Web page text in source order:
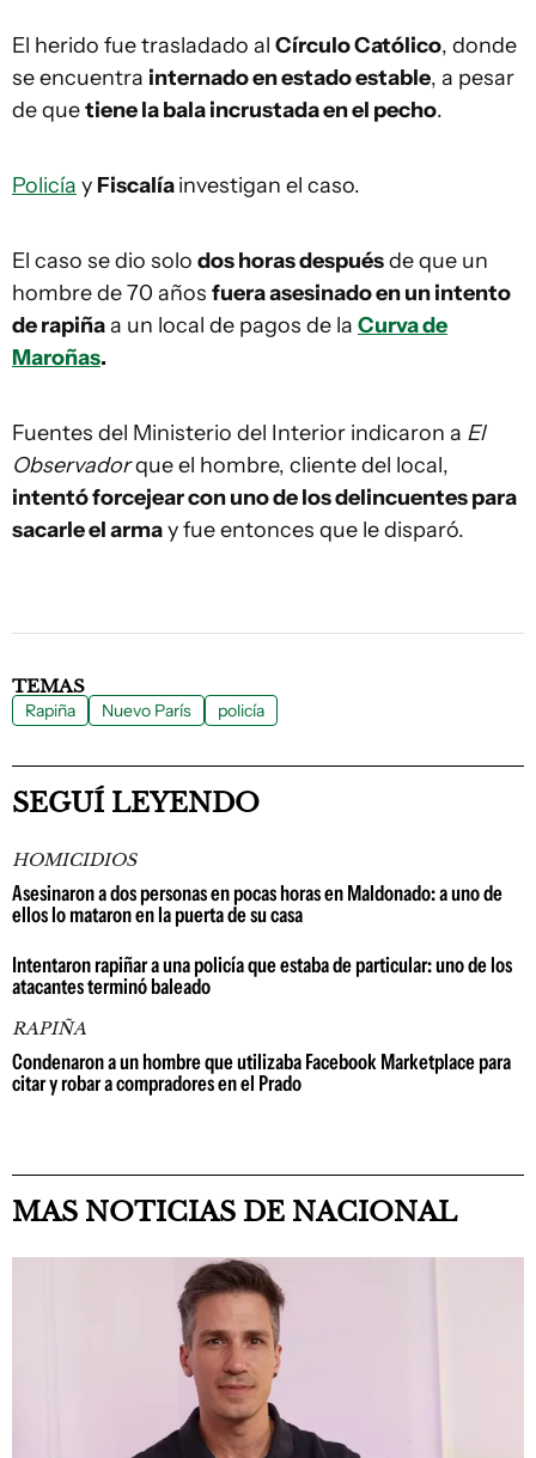
El herido fue trasladado al Círculo Católico, donde
se encuentra internado en estado estable, a pesar
de quetiene la bala incrustada en el pecho.
Policía y Fiscalíainvestigan el caso.
El caso se dio solo dos horas despuésde que un
hombre de 70 años fuera asesinado en un intento
de rapiñaa un local de pagos de la Curva de
Maroñas.
Fuentes del Ministerio del Interior indicaron a El
Observadorque el hombre, cliente del local,
intentó forcejear con uno de los delincuentes para
sacarle el armay fue entonces que le disparó.
TEMAS
Rapiña Nuevo París policía
SEGUÍ LEYENDO
HOMICIDIOS
Asesinaron a dos personas en pocas horas en Maldonado: a uno de
ellos lo mataron en la puerta de su casa
Intentaron rapiñar a una policía que estaba de particular: uno de los
atacantes terminó baleado
RAPIÑA
Condenaron a un hombre que utilizaba Facebook Marketplace para
citar y robar a compradores en el Prado
MAS NOTICIAS DE NACIONAL